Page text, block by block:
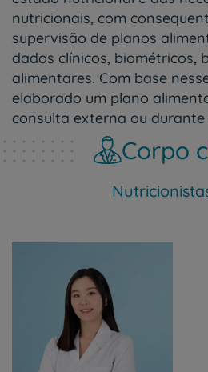
nutricionais, com
supervisão de planos
dados clínicos, biométricos,
alimentares. Com base
elaborado um plano
consulta externa ou
Corpo